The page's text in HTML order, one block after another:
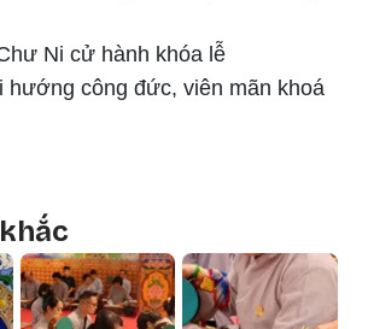
Ni cử hành khóa lễ
hướng công đức, viên mãn khoá